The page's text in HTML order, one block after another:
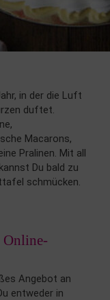
in der die Luft
duftet.
Macarons,
Pralinen. Mit all
Du bald zu
schmücken.
Online-
Angebot an
entweder in